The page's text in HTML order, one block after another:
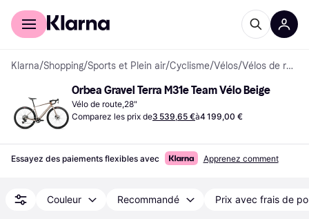
Acheter avec Klarna
Klarna/Shopping/Sports et Plein air/Cyclisme/Vélos/ Vélos de route
Orbea Gravel Terra M31e Team Vélo Beige
Vélo de route,28"
Comparez les prix de3 539,65 €à4 199,00 €
Essayez des paiements flexibles avec Apprenez comment
Couleur Recommandé Prix avec frais de